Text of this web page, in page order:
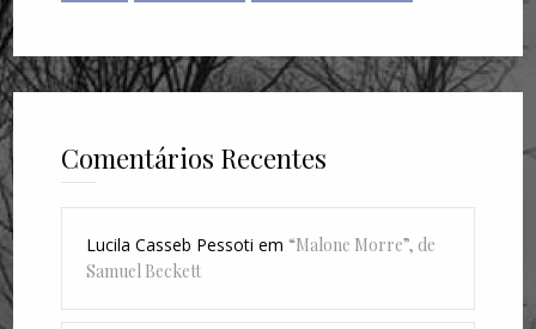
Comentários Recentes
Lucila Casseb Pessoti em “Malone Morre”, de
Samuel Beckett